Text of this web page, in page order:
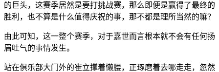
的巨头，这赛季居然是要打挑战赛，那么即便是赢得了最终的
胜利，也不算是什么值得庆祝的事，那不都是理所当然的嘛？
由此可知，这一整个赛季，对于嘉世而言根本就不会有任何扬
眉吐气的事情发生。
站在俱乐部大门外的崔立撑着懒腰，正琢磨着去哪走走，忽然